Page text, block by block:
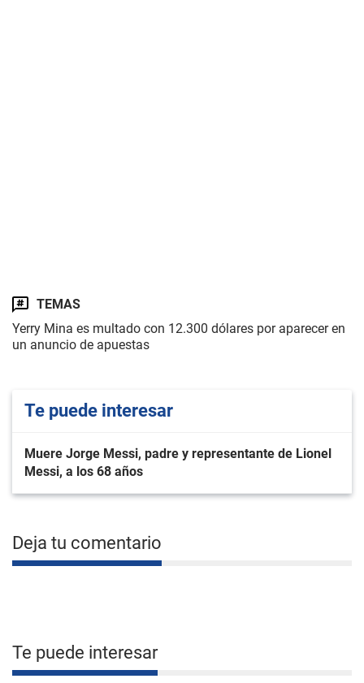
TEMAS
Yerry Mina es multado con 12.300 dólares por aparecer en
un anuncio de apuestas
Te puede interesar
Muere Jorge Messi, padre y representante de Lionel
Messi, a los 68 años
Deja tu comentario
Te puede interesar